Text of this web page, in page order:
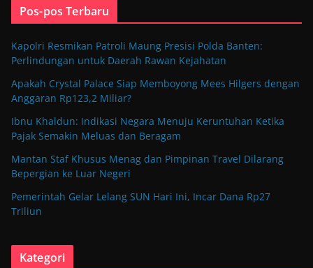
Pos-pos Terbaru
Kapolri Resmikan Patroli Maung Presisi Polda Banten:
Perlindungan untuk Daerah Rawan Kejahatan
Apakah Crystal Palace Siap Memboyong Mees Hilgers dengan
Anggaran Rp123,2 Miliar?
Ibnu Khaldun: Indikasi Negara Menuju Keruntuhan Ketika
Pajak Semakin Meluas dan Beragam
Mantan Staf Khusus Menag dan Pimpinan Travel Dilarang
Bepergian ke Luar Negeri
Pemerintah Gelar Lelang SUN Hari Ini, Incar Dana Rp27
Triliun
Kategori